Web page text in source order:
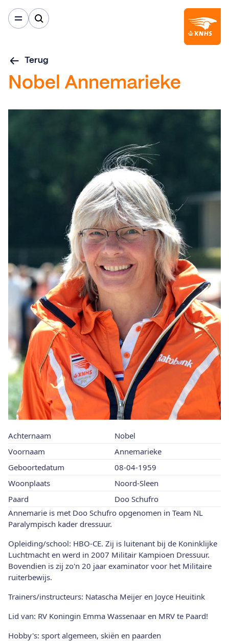
Terug
Nobel Annemarieke
Achternaam
Nobel
Voornaam
Annemarieke
Geboortedatum
08-04-1959
Woonplaats
Noord-Sleen
Paard
Doo Schufro
Annemarie is met Doo Schufro opgenomen in Team NL
Paralympisch kader dressuur.
Opleiding/school: HBO-CE. Zij is luitenant bij de Koninklijke
Luchtmacht en werd in 2007 Militair Kampioen Dressuur.
Bovendien is zij zo'n 20 jaar examinator voor het Militaire
ruiterbewijs.
Trainers/instructeurs: Natascha Meijer en Joyce Heuitink
Lid van: RV Koningin Emma Wassenaar en MRV te Paard!
Hobby's: sport algemeen, skiën en paarden